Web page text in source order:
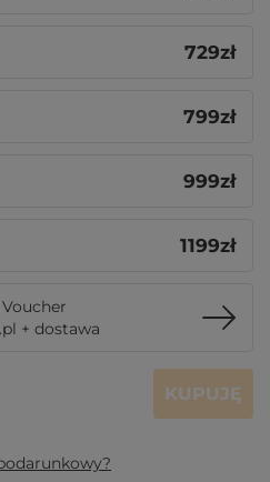
729zł
799zł
999zł
1199zł
+ dostawa
KUPUJĘ